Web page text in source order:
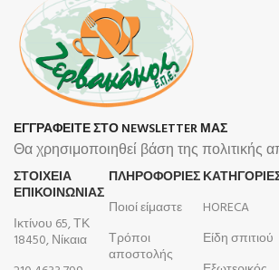
ΕΓΓΡΑΦΕΙΤΕ ΣΤΟ NEWSLETTER ΜΑΣ
Θα χρησιμοποιηθεί βάση της πολιτικής
ΣΤΟΙΧΕΙΑ
ΕΠΙΚΟΙΝΩΝΙΑΣ
Ικτίνου 65, ΤΚ
18450, Νίκαια
ΠΛΗΡΟΦΟΡΊΕΣ
Ποιοί είμαστε
Τρόποι
αποστολής
HORECA
Είδη σπιτιού